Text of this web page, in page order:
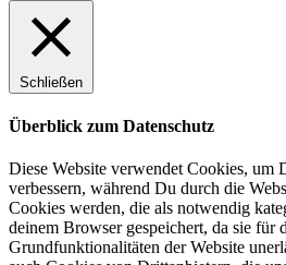
Schließen
Überblick zum Datenschutz
Diese Website verwendet Cookies, um
verbessern, während Du durch die
Cookies werden, die als notwendig
deinem Browser gespeichert, da sie für
Grundfunktionalitäten der Website